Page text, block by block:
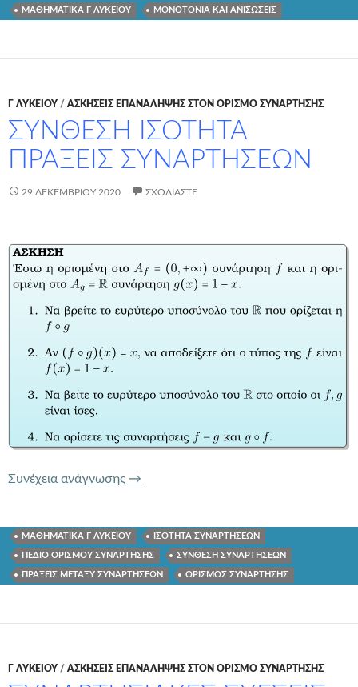
ΜΑΘΗΜΑΤΙΚΑ Γ ΛΥΚΕΙΟΥ ΜΟΝΟΤΟΝΙΑ ΚΑΙ ΑΝΙΣΩΣΕΙΣ
Γ ΛΥΚΕΊΟΥ / ΑΣΚΗΣΕΙΣ ΕΠΑΝΑΛΗΨΗΣ ΣΤΟΝ ΟΡΙΣΜΟ ΣΥΝΑΡΤΗΣΗΣ
ΣΥΝΘΕΣΗ ΙΣΟΤΗΤΑ
ΠΡΑΞΕΙΣ ΣΥΝΑΡΤΗΣΕΩΝ
29 ΔΕΚΕΜΒΡΊΟΥ 2020 ΣΧΟΛΙΆΣΤΕ
Συνέχεια ανάγνωσης ΣΥΝΘΕΣΗ ΙΣΟΤΗΤΑ ΠΡΑΞΕΙΣ
→
ΜΑΘΗΜΑΤΙΚΑ Γ ΛΥΚΕΙΟΥ ΙΣΟΤΗΤΑ ΣΥΝΑΡΤΗΣΕΩΝ
ΠΕΔΙΟ ΟΡΙΣΜΟΥ ΣΥΝΑΡΤΗΣΗΣ ΣΥΝΘΕΣΗ ΣΥΝΑΡΤΗΣΕΩΝ
ΠΡΑΞΕΙΣ ΜΕΤΑΞΥ ΣΥΝΑΡΤΗΣΕΩΝ ΟΡΙΣΜΌΣ ΣΥΝΆΡΤΗΣΗΣ
Γ ΛΥΚΕΊΟΥ / ΑΣΚΗΣΕΙΣ ΕΠΑΝΑΛΗΨΗΣ ΣΤΟΝ ΟΡΙΣΜΟ ΣΥΝΑΡΤΗΣΗΣ